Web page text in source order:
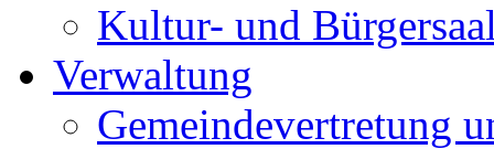
Kultur- und
Verwaltung
Gemeindevertretung